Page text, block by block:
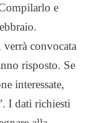
e
convocata
risposto. Se
interessate,
I dati richiesti